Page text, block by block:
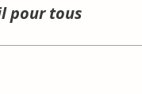
pour tous